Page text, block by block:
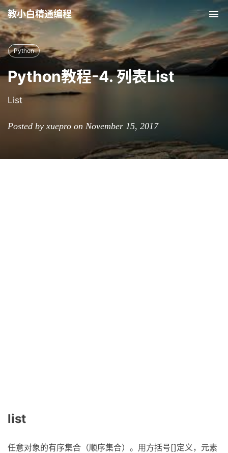
教小白精通编程
Python
Python教程-4. 列表List
List
Posted by xuepro on November 15, 2017
list
任意对象的有序集合（顺序集合）。用方括号[]定义，元素